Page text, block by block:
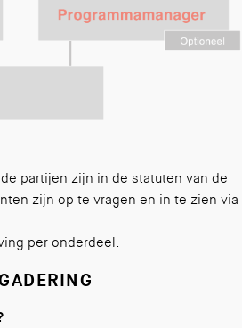
partijen zijn in de statuten van de
zijn op te vragen en in te zien via
per onderdeel.